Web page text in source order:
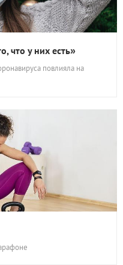
что у них есть»
повлияла на